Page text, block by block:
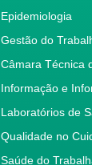
Epidemiologia
Gestão do
Câmara Técnica
Informação e
Laboratórios de
Qualidade no
Saúde do